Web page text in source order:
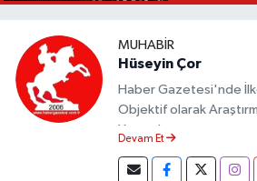
MUHABIR
Hüseyin Çor
Haber Gazetesi'nde
Objektif olarak
Yapmaktayım.
Devam Et